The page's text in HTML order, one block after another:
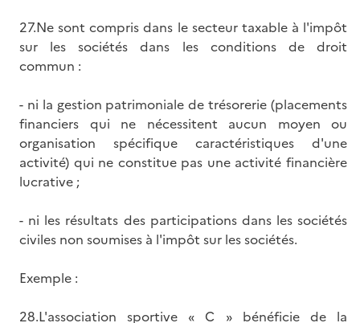
27.Ne sont compris dans le secteur taxable à l'impôt
sur les sociétés dans les conditions de droit
commun :
- ni la gestion patrimoniale de trésorerie (placements
financiers qui ne nécessitent aucun moyen ou
organisation spécifique caractéristiques d'une
activité) qui ne constitue pas une activité financière
lucrative ;
- ni les résultats des participations dans les sociétés
civiles non soumises à l'impôt sur les sociétés.
Exemple :
28.L'association sportive « C » bénéficie de la